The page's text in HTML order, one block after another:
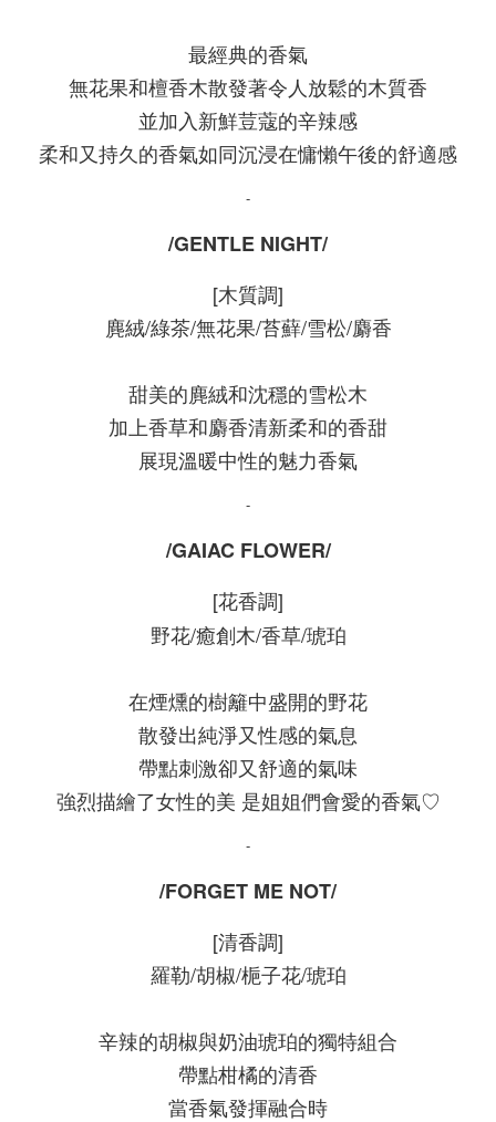
最經典的香氣
無花果和檀香木散發著令人放鬆的木質香
並加入新鮮荳蔻的辛辣感
柔和又持久的香氣如同沉浸在慵懶午後的舒適感
-
/GENTLE NIGHT/
[木質調]
麂絨/綠茶/無花果/苔蘚/雪松/麝香
甜美的麂絨和沈穩的雪松木
加上香草和麝香清新柔和的香甜
展現溫暖中性的魅力香氣
-
/GAIAC FLOWER/
[花香調]
野花/癒創木/香草/琥珀
在煙燻的樹籬中盛開的野花
散發出純淨又性感的氣息
帶點刺激卻又舒適的氣味
強烈描繪了女性的美 是姐姐們會愛的香氣♡
-
/FORGET ME NOT/
[清香調]
羅勒/胡椒/梔子花/琥珀
辛辣的胡椒與奶油琥珀的獨特組合
帶點柑橘的清香
當香氣發揮融合時